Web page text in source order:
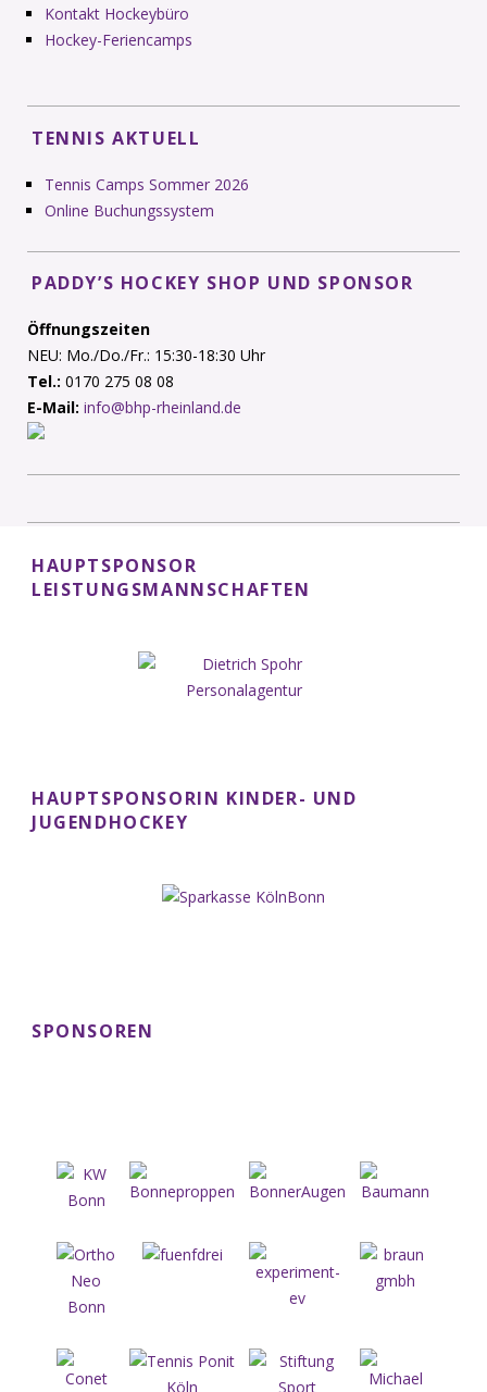
Kontakt Hockeybüro
Hockey-Feriencamps
TENNIS AKTUELL
Tennis Camps Sommer 2026
Online Buchungssystem
PADDY’S HOCKEY SHOP UND SPONSOR
Öffnungszeiten
NEU: Mo./Do./Fr.: 15:30-18:30 Uhr
Tel.: 0170 275 08 08
E-Mail: info@bhp-rheinland.de
HAUPTSPONSOR
LEISTUNGSMANNSCHAFTEN
HAUPTSPONSORIN KINDER- UND
JUGENDHOCKEY
SPONSOREN